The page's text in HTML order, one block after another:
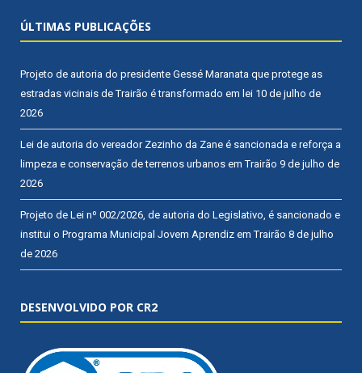
ÚLTIMAS PUBLICAÇÕES
Projeto de autoria do presidente Gessé Maranata que protege as
estradas vicinais de Trairão é transformado em lei 10 de julho de
2026
Lei de autoria do vereador Zezinho da Zane é sancionada e reforça a
limpeza e conservação de terrenos urbanos em Trairão 9 de julho de
2026
Projeto de Lei nº 002/2026, de autoria do Legislativo, é sancionado e
institui o Programa Municipal Jovem Aprendiz em Trairão 8 de julho
de 2026
DESENVOLVIDO POR CR2